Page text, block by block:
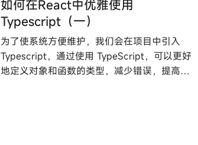
如何在React中优雅使用
Typescript（一）
为了使系统方便维护，我们会在项目中引入
Typescript，通过使用 TypeScript，可以更好
地定义对象和函数的类型，减少错误，提高代